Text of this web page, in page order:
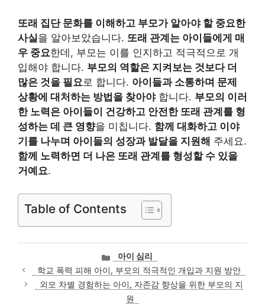
또래 집단 문화를 이해하고 부모가 알아야 할 중요한
사실을 알아보았습니다. 또래 관계는 아이들에게 매
우 중요한데, 부모는 이를 인지하고 적극적으로 개
입해야 합니다. 부모의 역할은 지켜보는 것보다 더
많은 것을 필요로 합니다. 아이들과 소통하며 문제
상황에 대처하는 방법을 찾아야합니다. 부모의 이러
한 노력은 아이들이 건강하고 안전한 또래 관계를 형
성하는 데 큰 영향을 미칩니다. 함께 대화하고 이야
기를 나누며 아이들의 성장과 발달을 지원해 주세요.
함께 노력하면 더 나은 또래 관계를 형성할 수 있을
거예요.
Table of Contents
카
테
고
리
아이 심리
학교 폭력 피해 아이, 부모의 적극적인 개입과 지원 방안
외모 차별 경험하는 아이, 자존감 향상을 위한 부모의 지
원